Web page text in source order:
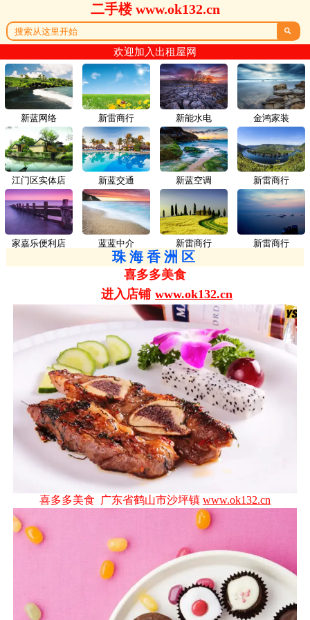
二手楼 www.ok132.cn

欢迎加入出租屋网
新蓝网络 新雷商行
江门区实体店 新蓝交通
家嘉乐便利店 蓝蓝中介
新能水电 金鸿家装
新蓝空调 新雷商行
新雷商行 新雷商行
珠海香洲区
喜多多美食
进入店铺 www.ok132.cn
喜多多美食 广东省鹤山市沙坪镇 www.ok132.cn